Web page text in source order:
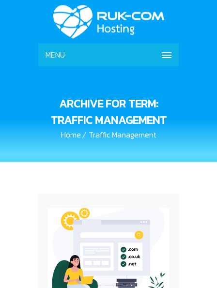
MENU
ARCHIVE FOR TERM:
TRAFFIC MANAGEMENT
Home Traffic Management